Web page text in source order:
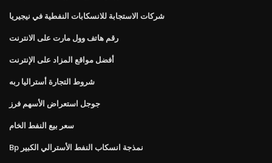
شركات الاستجابة للانسكابات النفطية في نيجيريا
رقم هاتف وول مارت على الانترنت
أفضل مواقع المزاد على الإنترنت
شروط التجارة أستراليا ربه
جوجل استعراض الأسهم فرز
سعر بيع النفط الخام
Bp نمذجة انسكاب النفط الأسترالي الكبير